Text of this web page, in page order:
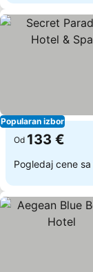
Popularan izbor
Od 133 €
Pogledaj cene sa